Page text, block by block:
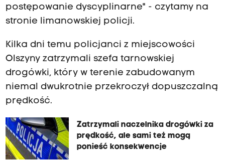
postępowanie dyscyplinarne" - czytamy na
stronie limanowskiej policji.
Kilka dni temu policjanci z miejscowości
Olszyny zatrzymali szefa tarnowskiej
drogówki, który w terenie zabudowanym
niemal dwukrotnie przekroczył dopuszczalną
prędkość.
Zatrzymali naczelnika drogówki za
prędkość, ale sami też mogą
ponieść konsekwencje